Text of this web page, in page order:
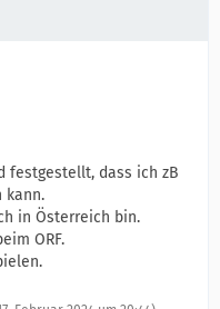
festgestellt, dass ich zB
kann.
in Österreich bin.
ORF.